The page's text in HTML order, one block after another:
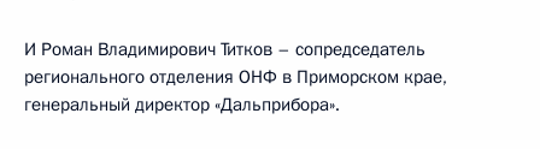
И Роман Владимирович Титков – сопредседатель
регионального отделения ОНФ в Приморском крае,
генеральный директор «Дальприбора».